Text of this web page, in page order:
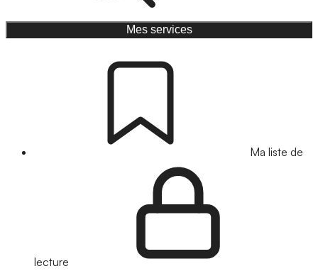
Mes services
Ma liste de
lecture